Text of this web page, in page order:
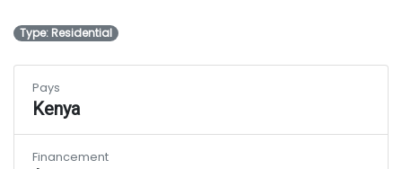
Type: Residential
Pays
Kenya
Financement